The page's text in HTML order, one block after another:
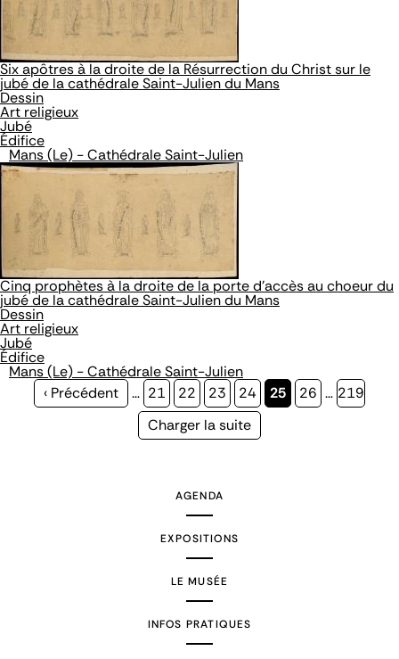
Six apôtres à la droite de la Résurrection du Christ sur le
jubé de la cathédrale Saint-Julien du Mans
Dessin
Art religieux
Jubé
Édifice
Mans (Le) - Cathédrale Saint-Julien
Cinq prophètes à la droite de la porte d'accès au choeur du
jubé de la cathédrale Saint-Julien du Mans
Dessin
Art religieux
Jubé
Édifice
Mans (Le) - Cathédrale Saint-Julien
Page
‹ Précédent … Page
21 Page
22 Page
23 Page
24
Page
25 Page
26 … Page
219
Page
Charger la suite
AGENDA
EXPOSITIONS
LE MUSÉE
INFOS PRATIQUES